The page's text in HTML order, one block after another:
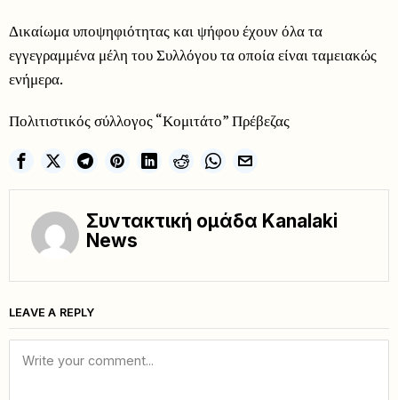
Δικαίωμα υποψηφιότητας και ψήφου έχουν όλα τα
εγγεγραμμένα μέλη του Συλλόγου τα οποία είναι ταμειακώς
ενήμερα.
Πολιτιστικός σύλλογος “Κομιτάτο” Πρέβεζας
Συντακτική ομάδα Kanalaki
News
LEAVE A REPLY